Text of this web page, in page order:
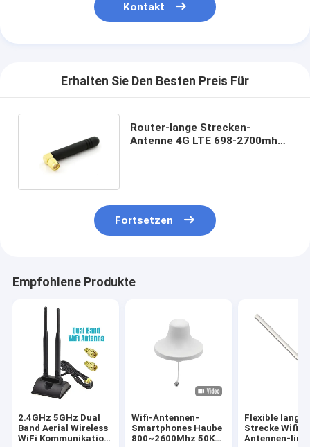
Kontakt
Erhalten Sie Den Besten Preis Für
Router-lange Strecken-
Antenne 4G LTE 698-2700mhz
Fortsetzen
Empfohlene Produkte
2.4GHz 5GHz Dual
Band Aerial Wireless
WiFi Kommunikation
Wifi-Antennen-
Smartphones Haube
800~2600Mhz 50Km
Flexible lange
Strecke Wifi-
Antennen-